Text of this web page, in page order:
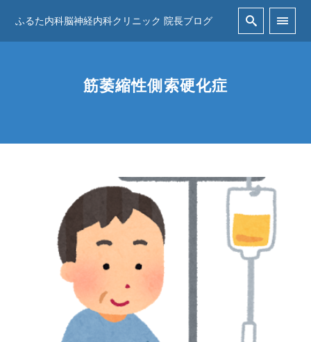
ふるた内科脳神経内科クリニック 院長ブログ
筋萎縮性側索硬化症